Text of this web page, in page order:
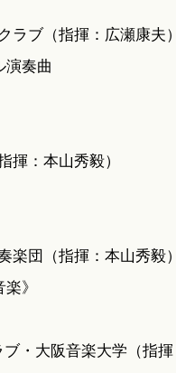
ラブ（指揮：広瀬康夫
演奏曲
：本山秀毅）
楽団（指揮：本山秀毅
》
・大阪音楽大学（指揮